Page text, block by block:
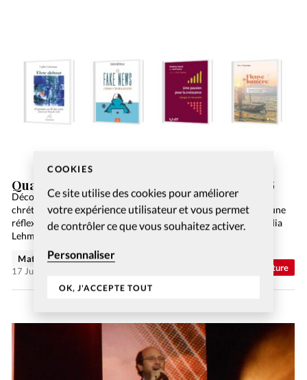
COOKIES
Ce site utilise des cookies pour améliorer
votre expérience utilisateur et vous permet
de contrôler ce que vous souhaitez activer.
Personnaliser
OK, J'ACCEPTE TOUT
Culture
Quatre lectures à découvrir lors de l’été 2026
Découvrez quatre ouvrages pour les amateurs de littérature
chrétienne: un recueil de poèmes, un guide sur les fake news, une
réflexion sur la croissance et un témoignage. Vivre debout, Lydia
Lehmann, éd. Ouverture Le monde…
Matthieu Schmidt
17 Juil 2026